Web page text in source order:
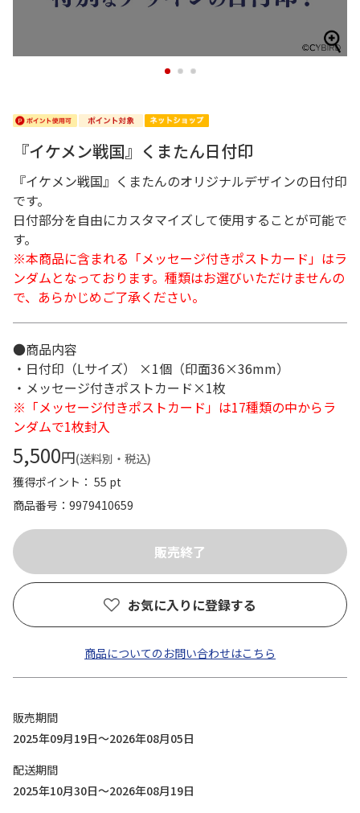
1 2 3
『イケメン戦国』くまたん日付印
『イケメン戦国』くまたんのオリジナルデザインの日付印
です。
日付部分を自由にカスタマイズして使用することが可能で
す。
※本商品に含まれる「メッセージ付きポストカード」はラ
ンダムとなっております。種類はお選びいただけませんの
で、あらかじめご了承ください。
●商品内容
・日付印（Lサイズ） ×1個（印面36×36mm）
・メッセージ付きポストカード×1枚
※「メッセージ付きポストカード」は17種類の中からラ
ンダムで1枚封入
5,500円(送料別・税込)
獲得ポイント： 55 pt
商品番号
9979410659
お気に入りに登録する
商品についてのお問い合わせはこちら
販売期間
2025年09月19日～2026年08月05日
配送期間
2025年10月30日～2026年08月19日